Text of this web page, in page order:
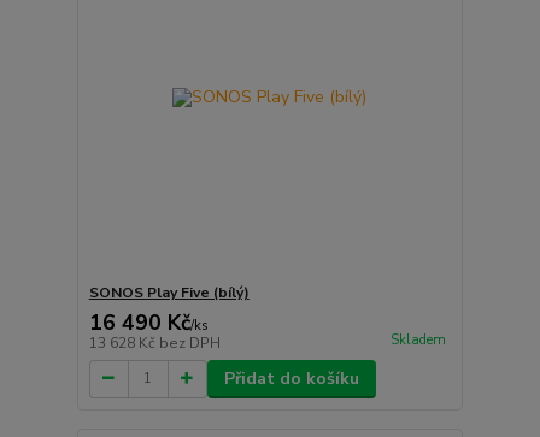
SONOS Play Five (bílý)
16 490 Kč/ks
13 628 Kč bez DPH Skladem
Přidat do košíku